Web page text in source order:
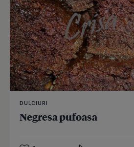
DULCIURI
Negresa pufoasa